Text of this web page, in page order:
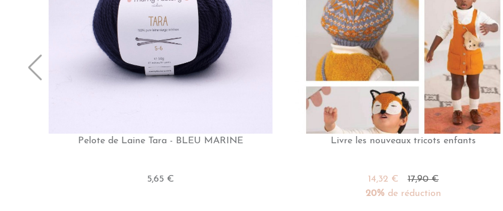
Pelote de Laine Tara - BLEU MARINE
5,65 €
Livre les nouveaux tricots enfants
14,32 €
17,90 €
20%de réduction